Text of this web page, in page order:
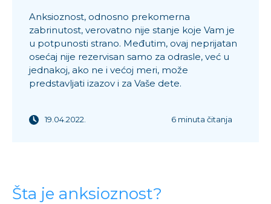
Anksioznost, odnosno prekomerna
zabrinutost, verovatno nije stanje koje Vam je
u potpunosti strano. Međutim, ovaj neprijatan
osećaj nije rezervisan samo za odrasle, već u
jednakoj, ako ne i većoj meri, može
predstavljati izazov i za Vaše dete.
19.04.2022. 6 minuta čitanja
Šta je anksioznost?